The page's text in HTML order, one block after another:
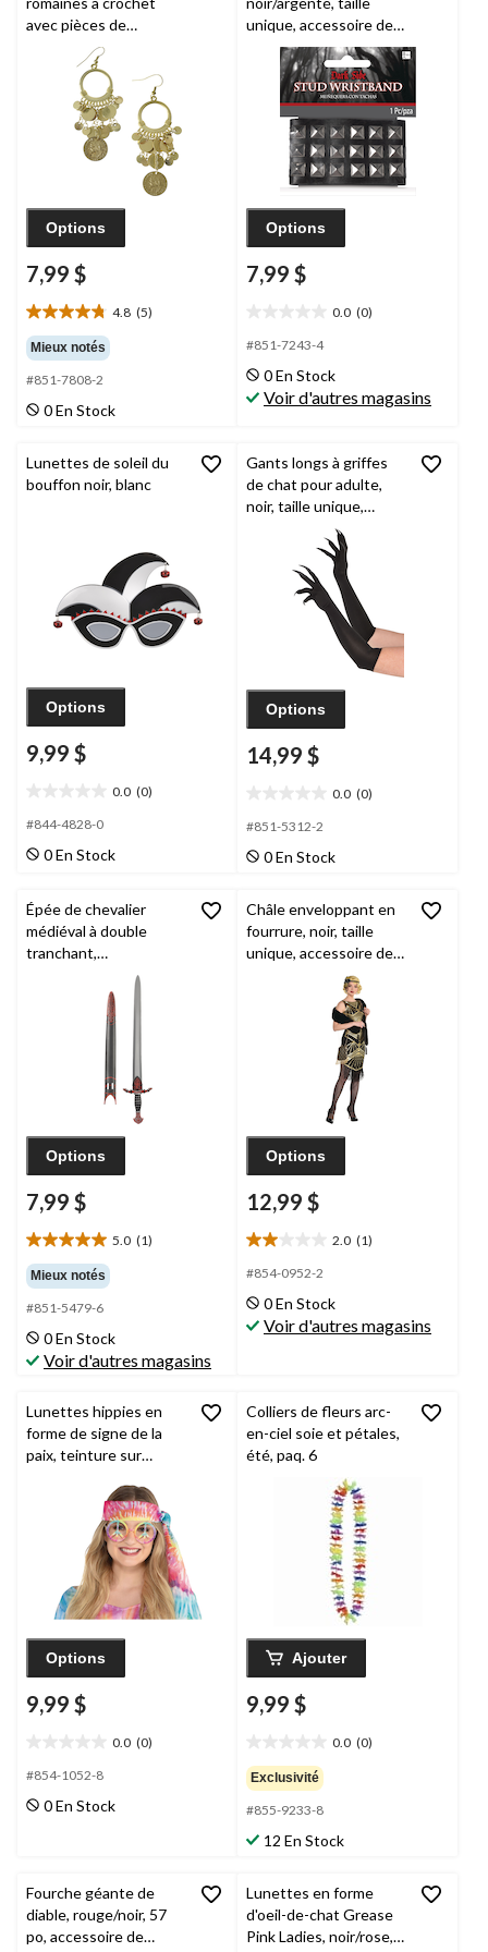
avec pièces de
monnaie, doré, taille
unique, paq. 2,
accessoires de
costume à porter pour
l'Halloween
Options
7,99 $
4.8 (5)
4.8
étoile(s)
sur
5.
5
Mieux notés
#851-7808-2
0 En Stock
unique, accessoire de
costume à porter pour
l'Halloween
Options
7,99 $
0.0 (0)
étoile(s)
5.
#851-7243-4
0 En Stock
Voir d'autres magasins
Lunettes de soleil du
bouffon noir, blanc
Options
9,99 $
0.0 (0)
étoile(s)
5.
#844-4828-0
0 En Stock
Gants longs à griffes
de chat pour adulte,
noir, taille unique,
accessoire de costume
à porter pour
l'Halloween
Options
14,99 $
0.0 (0)
étoile(s)
5.
#851-5312-2
0 En Stock
Épée de chevalier
médiéval à double
tranchant,
argenté/rouge, 27 po,
accessoire de costume
à porter pour
Options
7,99 $
5.0 (1)
5.0
étoile(s)
sur
5.
1
évaluation
Mieux notés
#851-5479-6
0 En Stock
Voir d'autres magasins
Châle enveloppant en
fourrure, noir, taille
unique, accessoire de
costume à porter pour
Options
12,99 $
2.0 (1)
2.0
étoile(s)
5.
1
#854-0952-2
0 En Stock
Voir d'autres magasins
Lunettes hippies en
forme de signe de la
paix, teinture sur
accessoire de costume
à porter pour
l'Halloween
Options
9,99 $
0.0 (0)
étoile(s)
5.
#854-1052-8
0 En Stock
Colliers de fleurs arc-
en-ciel soie et pétales,
été, paq. 6
Ajouter
9,99 $
0.0 (0)
étoile(s)
sur
5.
Exclusivité
#855-9233-8
12 En Stock
Fourche géante de
diable, rouge/noir, 57
po, accessoire de
Lunettes en forme
d'oeil-de-chat Grease
Pink Ladies, noir/rose,